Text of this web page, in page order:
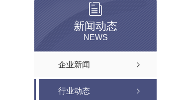
新闻动态
NEWS
企业新闻
行业动态